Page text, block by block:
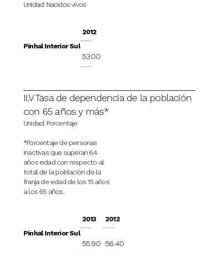
Unidad: Nacidos vivos
Pinhal Interior Sul
2012
53.00
II.V Tasa de dependencia de la población
con 65 años y más*
Unidad: Porcentaje
*Porcentaje de personas
inactivas que superan 64
años edad con respecto al
total de la población de la
franja de edad de los 15 años
a los 65 años.
Pinhal Interior Sul
2013
55.90
2012
56.40